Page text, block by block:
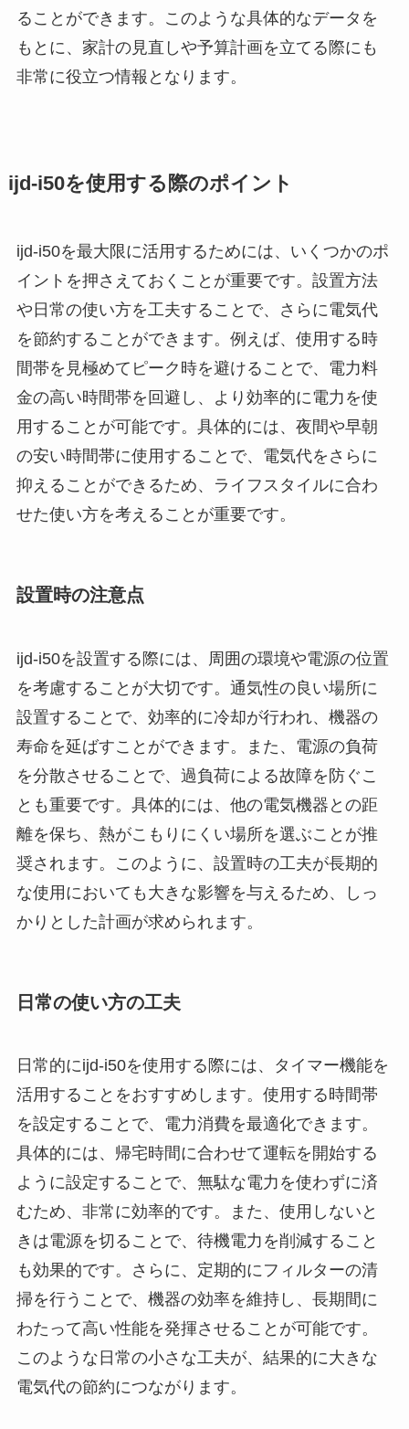
ることができます。このような具体的なデータを
もとに、家計の見直しや予算計画を立てる際にも
非常に役立つ情報となります。
ijd-i50を使用する際のポイント
ijd-i50を最大限に活用するためには、いくつかのポ
イントを押さえておくことが重要です。設置方法
や日常の使い方を工夫することで、さらに電気代
を節約することができます。例えば、使用する時
間帯を見極めてピーク時を避けることで、電力料
金の高い時間帯を回避し、より効率的に電力を使
用することが可能です。具体的には、夜間や早朝
の安い時間帯に使用することで、電気代をさらに
抑えることができるため、ライフスタイルに合わ
せた使い方を考えることが重要です。
設置時の注意点
ijd-i50を設置する際には、周囲の環境や電源の位置
を考慮することが大切です。通気性の良い場所に
設置することで、効率的に冷却が行われ、機器の
寿命を延ばすことができます。また、電源の負荷
を分散させることで、過負荷による故障を防ぐこ
とも重要です。具体的には、他の電気機器との距
離を保ち、熱がこもりにくい場所を選ぶことが推
奨されます。このように、設置時の工夫が長期的
な使用においても大きな影響を与えるため、しっ
かりとした計画が求められます。
日常の使い方の工夫
日常的にijd-i50を使用する際には、タイマー機能を
活用することをおすすめします。使用する時間帯
を設定することで、電力消費を最適化できます。
具体的には、帰宅時間に合わせて運転を開始する
ように設定することで、無駄な電力を使わずに済
むため、非常に効率的です。また、使用しないと
きは電源を切ることで、待機電力を削減すること
も効果的です。さらに、定期的にフィルターの清
掃を行うことで、機器の効率を維持し、長期間に
わたって高い性能を発揮させることが可能です。
このような日常の小さな工夫が、結果的に大きな
電気代の節約につながります。